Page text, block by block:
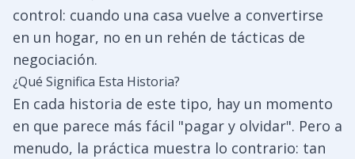
control: cuando una casa vuelve a convertirse
en un hogar, no en un rehén de tácticas de
negociación.
¿Qué Significa Esta Historia?
En cada historia de este tipo, hay un momento
en que parece más fácil "pagar y olvidar". Pero a
menudo, la práctica muestra lo contrario: tan